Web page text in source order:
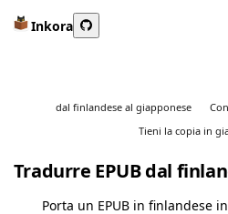
Inkora
dal finlandese al giapponese
Tieni la copia in
Tradurre EPUB dal
Porta un EPUB in finlandese